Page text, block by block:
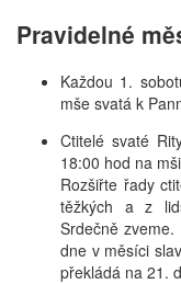
Pravidelné
Každou 1.
mše svatá k
Ctitelé svaté
18:00 hod na
Rozšiřte řady
těžkých a z
Srdečně
dne v měsíci
překládá na 21.